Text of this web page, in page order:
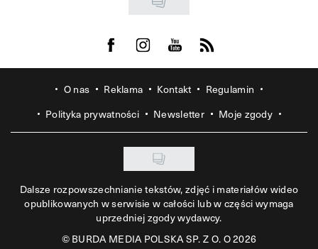
Visit us on Facebook
Visit us on Instagram
Visit us on Youtube
Visit us on Rss
O nas Reklama Kontakt
Regulamin
Polityka prywatności
Newsletter Moje zgody
Dalsze rozpowszechnianie tekstów, zdjęć i materiałów wideo
opublikowanych w serwisie w całości lub w części wymaga
uprzedniej zgody wydawcy.
©BURDA MEDIA POLSKA SP. Z O. O 2026